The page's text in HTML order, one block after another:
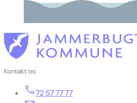
Kontakt os:
72 57 77 77